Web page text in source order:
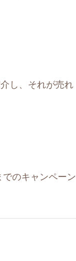
し、それが売れ
のキャンペーン